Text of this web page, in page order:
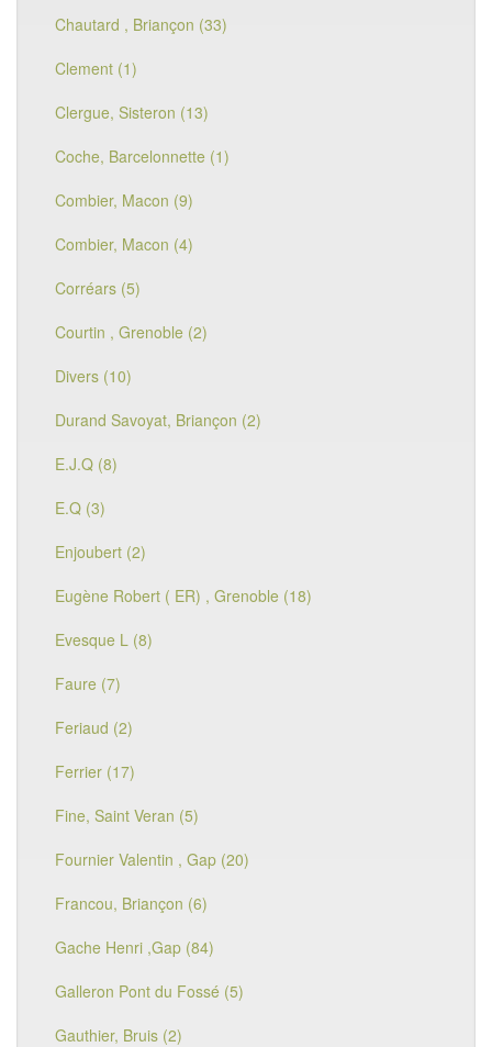
Chautard , Briançon (33)
Clement (1)
Clergue, Sisteron (13)
Coche, Barcelonnette (1)
Combier, Macon (9)
Combier, Macon (4)
Corréars (5)
Courtin , Grenoble (2)
Divers (10)
Durand Savoyat, Briançon (2)
E.J.Q (8)
E.Q (3)
Enjoubert (2)
Eugène Robert ( ER) , Grenoble (18)
Evesque L (8)
Faure (7)
Feriaud (2)
Ferrier (17)
Fine, Saint Veran (5)
Fournier Valentin , Gap (20)
Francou, Briançon (6)
Gache Henri ,Gap (84)
Galleron Pont du Fossé (5)
Gauthier, Bruis (2)